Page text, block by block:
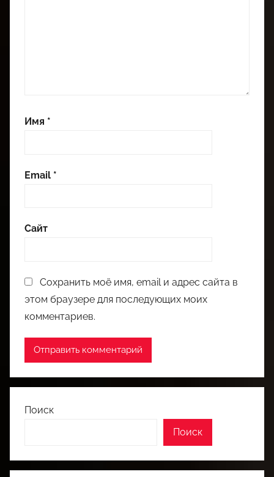
Имя *
Email *
Сайт
Сохранить моё имя, email и адрес сайта в
этом браузере для последующих моих
комментариев.
Поиск
Поиск